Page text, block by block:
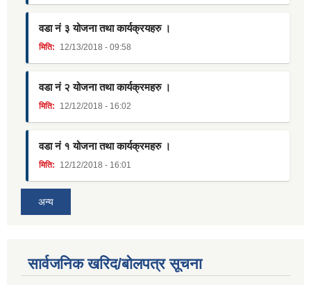
वडा नं ३ योजना तथा कार्यक्रयहरु ।
मिति: 12/13/2018 - 09:58
वडा नं २ योजना तथा कार्यक्रमहरु ।
मिति: 12/12/2018 - 16:02
वडा नं १ योजना तथा कार्यक्रमहरु ।
मिति: 12/12/2018 - 16:01
अन्य
सार्वजनिक खरिद/बोलपत्र सूचना